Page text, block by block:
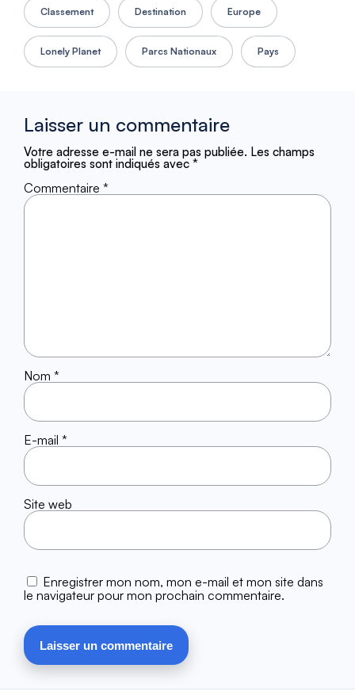
Classement Destination Europe
Lonely Planet Parcs Nationaux Pays
Laisser un commentaire
Votre adresse e-mail ne sera pas publiée. Les champs
obligatoires sont indiqués avec *
Commentaire *
Nom *
E-mail *
Site web
Enregistrer mon nom, mon e-mail et mon site dans
le navigateur pour mon prochain commentaire.